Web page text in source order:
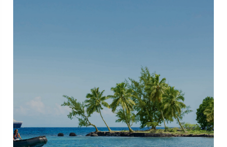
Inselparadiese im Indischen Ozean
Expeditionserlebnisse mit Zodiacs
Spektakuläre Vulkanlandschaften & exotische Tierwelt
EN SAVOIR +